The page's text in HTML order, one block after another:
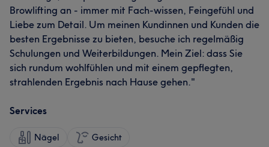
Browlifting an - immer mit Fach-wissen, Feingefühl und
Liebe zum Detail. Um meinen Kundinnen und Kunden die
besten Ergebnisse zu bieten, besuche ich regelmäßig
Schulungen und Weiterbildungen. Mein Ziel: dass Sie
sich rundum wohlfühlen und mit einem gepflegten,
strahlenden Ergebnis nach Hause gehen."
Services
Nägel Gesicht